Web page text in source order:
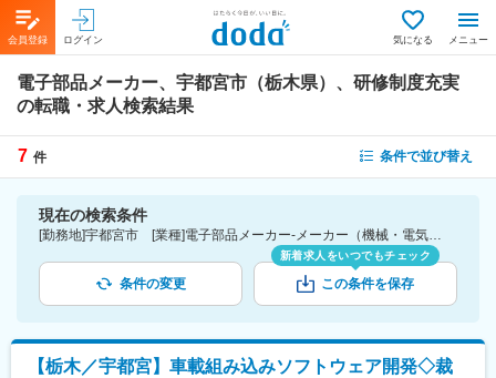
会員登録 ログイン 気になる メニュー
電子部品メーカー、宇都宮市（栃木県）、研修制度充実
の転職・求人検索結果
7 件 条件で並び替え
現在の検索条件
[勤務地]宇都宮市 [業種]電子部品メーカー-メーカー（機械・電気）業界 [詳細条件](待遇・福利厚生)研修制度充実
条件の変更
新着求人をいつでもチェック
この条件を保存
【栃木／宇都宮】車載組み込みソフトウェア開発◇裁